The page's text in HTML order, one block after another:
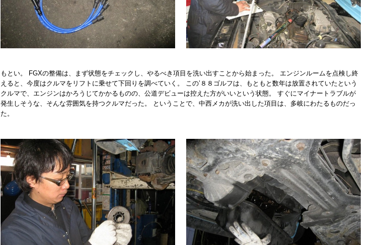
もとい。 FGXの整備は、まず状態をチェックし、やるべき項目を洗い出すことから始まった。 エンジンルームを点検し終
えると、今度はクルマをリフトに乗せて下回りを調べていく。 この’８８ゴルフは、もともと数年は放置されていたという
クルマで、エンジンはかろうじてかかるものの、公道デビューは控えた方がいいという状態。 すぐにマイナートラブルが
発生しそうな、そんな雰囲気を持つクルマだった。 ということで、中西メカが洗い出した項目は、多岐にわたるものだっ
た。